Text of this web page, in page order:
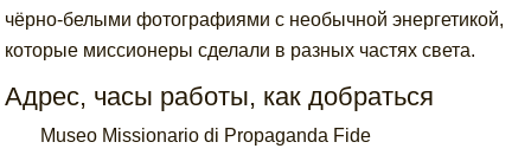
чёрно-белыми фотографиями с необычной энергетикой,
которые миссионеры сделали в разных частях света.
Адрес, часы работы, как добраться
Museo Missionario di Propaganda Fide